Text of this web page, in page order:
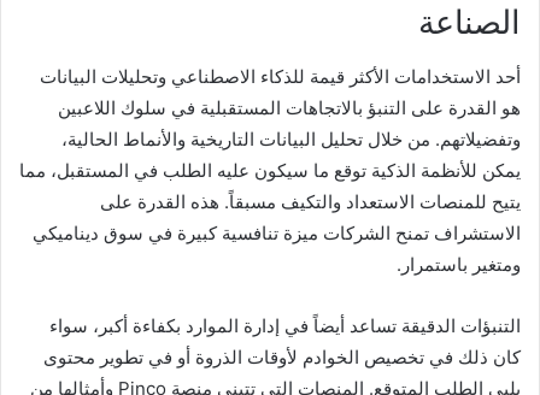
الصناعة
أحد الاستخدامات الأكثر قيمة للذكاء الاصطناعي وتحليلات البيانات
هو القدرة على التنبؤ بالاتجاهات المستقبلية في سلوك اللاعبين
وتفضيلاتهم. من خلال تحليل البيانات التاريخية والأنماط الحالية،
يمكن للأنظمة الذكية توقع ما سيكون عليه الطلب في المستقبل، مما
يتيح للمنصات الاستعداد والتكيف مسبقاً. هذه القدرة على
الاستشراف تمنح الشركات ميزة تنافسية كبيرة في سوق ديناميكي
ومتغير باستمرار.
التنبؤات الدقيقة تساعد أيضاً في إدارة الموارد بكفاءة أكبر، سواء
كان ذلك في تخصيص الخوادم لأوقات الذروة أو في تطوير محتوى
يلبي الطلب المتوقع. المنصات التي تتبنى منصة Pinco وأمثالها من